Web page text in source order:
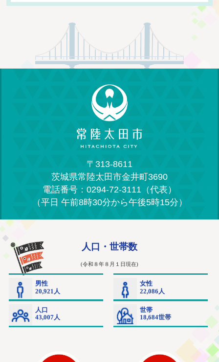
〒313-8611
茨城県常陸太田市金井町3690
電話番号：0294-72-3111（代表）
（平日 午前8時30分から午後5時15分）